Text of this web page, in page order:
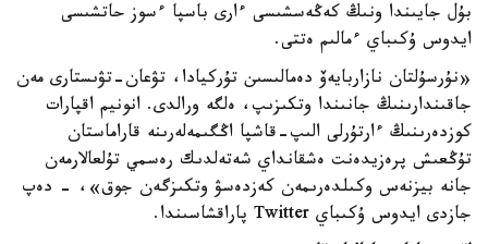
بۇل جايىندا ونىڭ كەڭەسشىسى ءارى باسپا ءسوز حاتشىسى
ايدوس ۇكىباي ءمالىم ەتتى.
«نۇرسۇلتان نازاربايەۆ دەمالىسىن تۇركيادا، تۋعان-تۋىستارى مەن
جاقىندارىنىڭ جانىندا وتكىزىپ، ەلگە ورالدى. انونيم اقپارات
كوزدەرىنىڭ ءارتۇرلى الىپ-قاشپا اڭگىمەلەرىنە قاراماستان
تۇڭعىش پرەزيدەنت ەشقانداي شەتەلدىك رەسمي تۇلعالارمەن
جانە بيزنەس وكىلدەرىمەن كەزدەسۋ وتكىزگەن جوق»، - دەپ
جازدى ايدوس ۇكىباي Twitter پاراقشاسىندا.